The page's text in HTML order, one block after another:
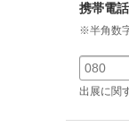
携帯電
※半角数
出展に関